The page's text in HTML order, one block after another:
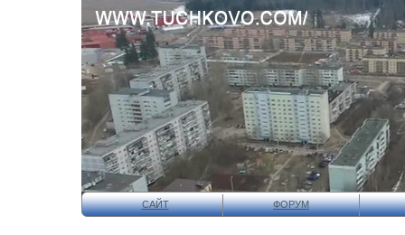
САЙТ ФОРУМ